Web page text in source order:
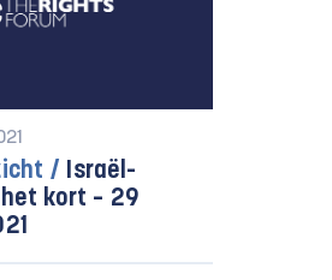
/ Israël-
kort – 29